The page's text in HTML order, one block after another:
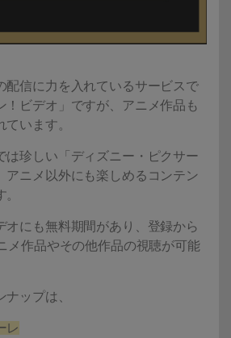
配信に力を入れているサービスで
！ビデオ」ですが、アニメ作品も
います。
は珍しい「ディズニー・ピクサー
アニメ以外にも楽しめるコンテン
オにも無料期間があり、登録から
メ作品やその他作品の視聴が可能
ップは、
レ